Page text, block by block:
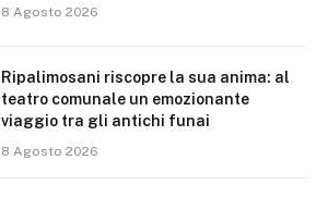
8 Agosto 2026
Ripalimosani riscopre la sua anima: al
teatro comunale un emozionante
viaggio tra gli antichi funai
8 Agosto 2026